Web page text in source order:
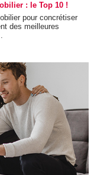
: le Top 10 !
pour concrétiser
des meilleures